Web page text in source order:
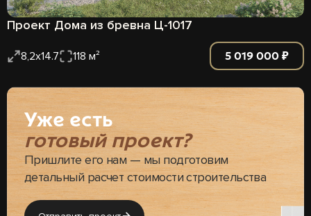
Проект Дома из бревна Ц-1017
8,2х14.7 118 м² 5 019 000 ₽
Уже есть
готовый проект?
Пришлите его нам — мы подготовим
детальный расчет стоимости строительства